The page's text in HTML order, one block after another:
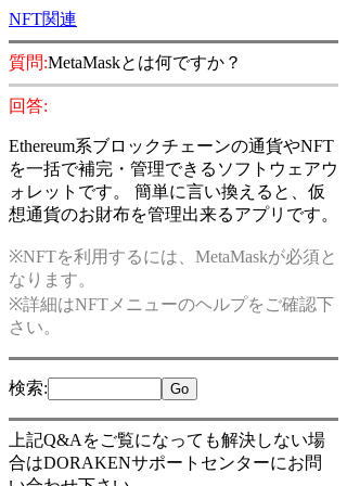
NFT関連
質問:MetaMaskとは何ですか？
回答:
Ethereum系ブロックチェーンの通貨やNFT
を一括で補完・管理できるソフトウェアウ
ォレットです。 簡単に言い換えると、仮
想通貨のお財布を管理出来るアプリです。
※NFTを利用するには、MetaMaskが必須と
なります。
※詳細はNFTメニューのヘルプをご確認下
さい。
検索:
上記Q&Aをご覧になっても解決しない場
合はDORAKENサポートセンターにお問